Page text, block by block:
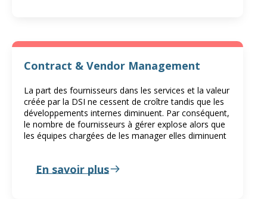
Contract & Vendor Management
La part des fournisseurs dans les services et la valeur
créée par la DSI ne cessent de croître tandis que les
développements internes diminuent. Par conséquent,
le nombre de fournisseurs à gérer explose alors que
les équipes chargées de les manager elles diminuent
En savoir plus